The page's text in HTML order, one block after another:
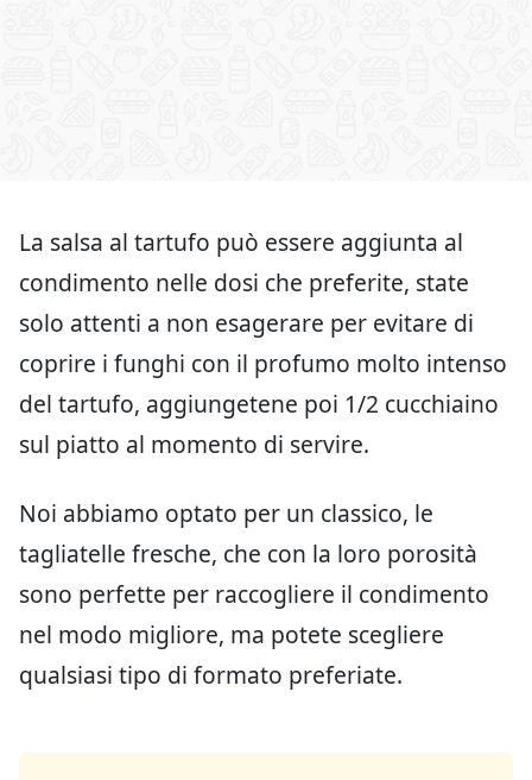
La salsa al tartufo può essere aggiunta al
condimento nelle dosi che preferite, state
solo attenti a non esagerare per evitare di
coprire i funghi con il profumo molto intenso
del tartufo, aggiungetene poi 1/2 cucchiaino
sul piatto al momento di servire.
Noi abbiamo optato per un classico, le
tagliatelle fresche, che con la loro porosità
sono perfette per raccogliere il condimento
nel modo migliore, ma potete scegliere
qualsiasi tipo di formato preferiate.